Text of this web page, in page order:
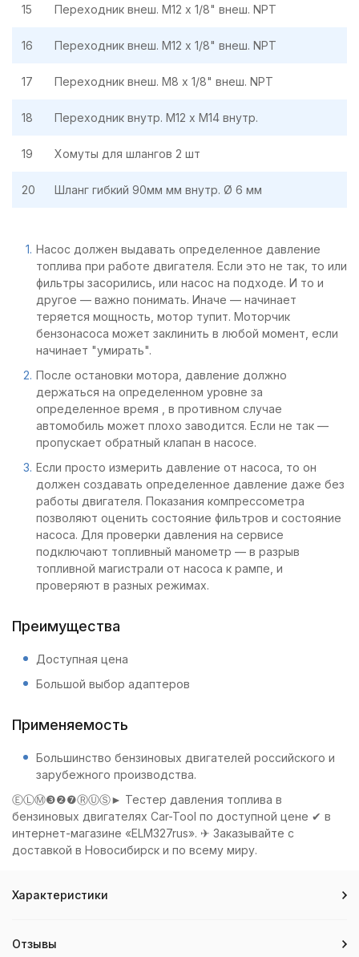
15 Переходник внеш. М12 х 1/8" внеш. NPT
16 Переходник внеш. М12 х 1/8" внеш. NPT
17 Переходник внеш. М8 х 1/8" внеш. NPT
18 Переходник внутр. М12 х М14 внутр.
19 Хомуты для шлангов 2 шт
20 Шланг гибкий 90мм мм внутр. Ø 6 мм
Насос должен выдавать определенное давление
топлива при работе двигателя. Если это не так, то или
фильтры засорились, или насос на подходе. И то и
другое — важно понимать. Иначе — начинает
теряется мощность, мотор тупит. Моторчик
бензонасоса может заклинить в любой момент, если
начинает "умирать".
После остановки мотора, давление должно
держаться на определенном уровне за
определенное время , в противном случае
автомобиль может плохо заводится. Если не так —
пропускает обратный клапан в насосе.
Если просто измерить давление от насоса, то он
должен создавать определенное давление даже без
работы двигателя. Показания компрессометра
позволяют оценить состояние фильтров и состояние
насоса. Для проверки давления на сервисе
подключают топливный манометр — в разрыв
топливной магистрали от насоса к рампе, и
проверяют в разных режимах.
Преимущества
Доступная цена
Большой выбор адаптеров
Применяемость
Большинство бензиновых двигателей российского и
зарубежного производства.
ⒺⓁⓂ❸❷❼ⓇⓊⓈ► Тестер давления топлива в
бензиновых двигателях Car-Tool по доступной цене ✔ в
интернет-магазине «ELM327rus». ✈ Заказывайте с
доставкой в Новосибирск и по всему миру.
Характеристики
Отзывы